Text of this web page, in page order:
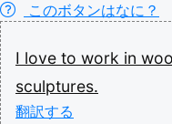
このボタンはなに？
I love to work in
sculptures.
翻訳する